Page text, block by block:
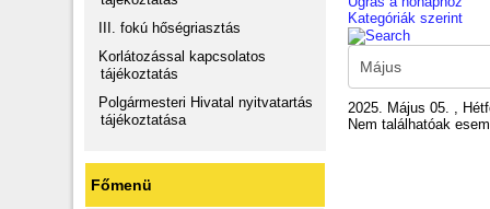
III. fokú hőségriasztás
Korlátozással kapcsolatos
tájékoztatás
Polgármesteri Hivatal nyitvatartás
tájékoztatása
Főmenü
Kategóriák szerint
2025. Május 05. ,
Nem találhatóak